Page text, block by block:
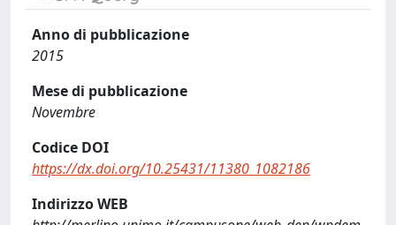
Anno di pubblicazione
2015
Mese di pubblicazione
Novembre
Codice DOI
https://dx.doi.org/10.25431/11380_1082186
Indirizzo WEB